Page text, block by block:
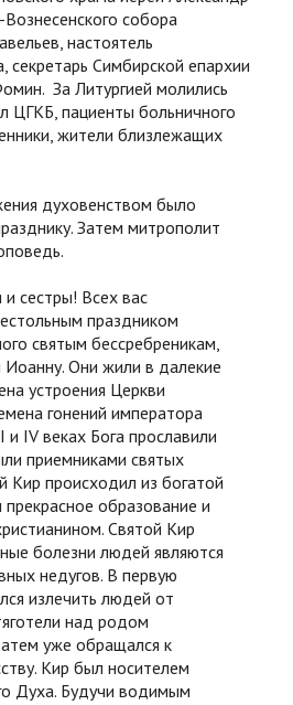
собора
настоятель
секретарь Симбирской епархии
За Литургией молились
ЦГКБ, пациенты больничного
жители близлежащих
духовенством было
Затем митрополит
сестры! Всех вас
праздником
святым бессребреникам,
Они жили в далекие
устроения Церкви
гонений императора
IV веках Бога прославили
приемниками святых
Кир происходил из богатой
образование и
Святой Кир
болезни людей являются
недугов. В первую
излечить людей от
над родом
уже обращался к
Кир был носителем
Духа. Будучи водимым